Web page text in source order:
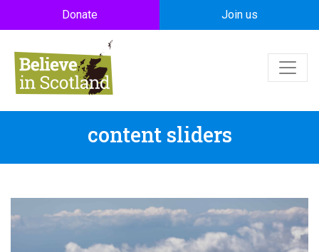
Skip to main content
Donate Join us
content sliders